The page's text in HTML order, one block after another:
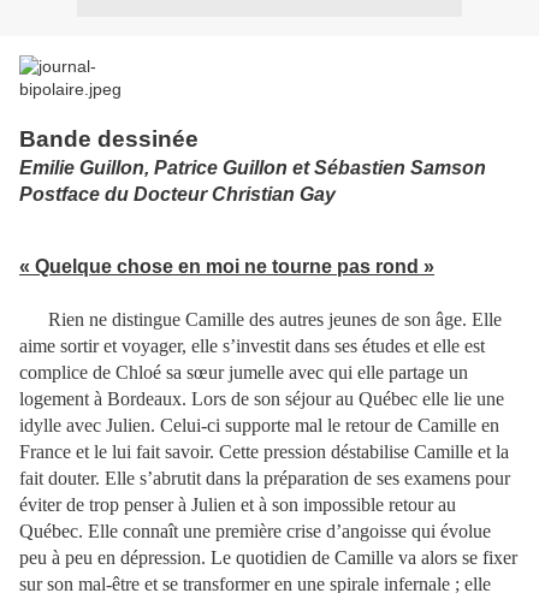
Bande dessinée
Emilie Guillon, Patrice Guillon et Sébastien Samson
Postface du Docteur Christian Gay
« Quelque chose en moi ne tourne pas rond »
Rien ne distingue Camille des autres jeunes de son âge. Elle
aime sortir et voyager, elle s’investit dans ses études et elle est
complice de Chloé sa sœur jumelle avec qui elle partage un
logement à Bordeaux. Lors de son séjour au Québec elle lie une
idylle avec Julien. Celui-ci supporte mal le retour de Camille en
France et le lui fait savoir. Cette pression déstabilise Camille et la
fait douter. Elle s’abrutit dans la préparation de ses examens pour
éviter de trop penser à Julien et à son impossible retour au
Québec. Elle connaît une première crise d’angoisse qui évolue
peu à peu en dépression. Le quotidien de Camille va alors se fixer
sur son mal-être et se transformer en une spirale infernale ; elle